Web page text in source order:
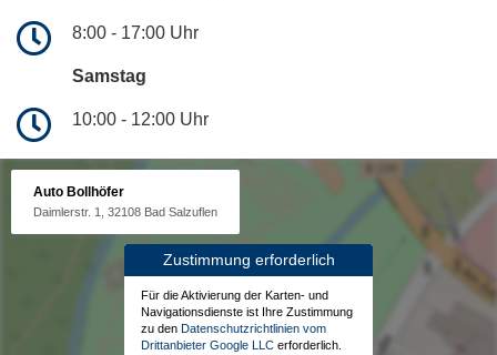
8:00 - 17:00 Uhr
Samstag
10:00 - 12:00 Uhr
Auto Bollhöfer
Daimlerstr. 1, 32108 Bad Salzuflen
Zustimmung erforderlich
Für die Aktivierung der Karten- und
Navigationsdienste ist Ihre Zustimmung
zu den Datenschutzrichtlinien vom
Drittanbieter Google LLC erforderlich.